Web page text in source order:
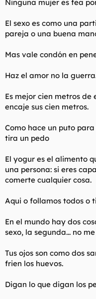
Ninguna mujer es fea
El sexo es como una
pareja o una buena
Mas vale condón en
Haz el amor no la
Es mejor cien metros
encaje sus cien metros.
Como hace un puto para
tira un pedo
El yogur es el alimento
una persona: si eres
comerte cualquier cosa.
Aqui o follamos todos o
En el mundo hay dos
sexo, la segunda... no
Tus ojos son como dos
frien los huevos.
Digan lo que digan los